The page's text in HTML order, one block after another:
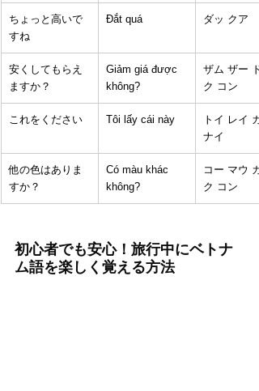
ちょっと高いで
すね
Đắt quá ダッ クア
安くしてもらえ
ますか？
Giảm giá được
không?
ザム ザー
ク コン
これをください Tôi lấy cái này
トイ レイ
ナイ
他の色はありま
すか？
Có màu khác
không?
コー マウ
ク コン
初心者でも安心！旅行中にベトナ
ム語を楽しく覚える方法